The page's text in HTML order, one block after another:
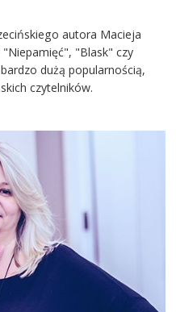
autora Macieja
"Niepamięć", "Blask" czy
dużą popularnością,
czytelników.